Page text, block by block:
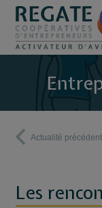
Actualité
Les